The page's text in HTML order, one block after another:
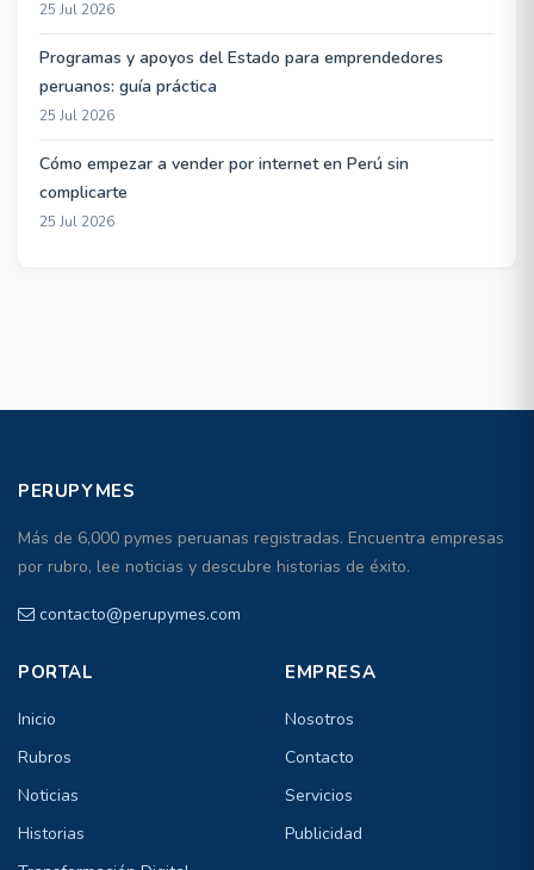
25 Jul 2026
Programas y apoyos del Estado para emprendedores
peruanos: guía práctica
25 Jul 2026
Cómo empezar a vender por internet en Perú sin
complicarte
25 Jul 2026
PERUPYMES
Más de 6,000 pymes peruanas registradas. Encuentra empresas
por rubro, lee noticias y descubre historias de éxito.
contacto@perupymes.com
PORTAL
Inicio
Rubros
Noticias
Historias
EMPRESA
Nosotros
Contacto
Servicios
Publicidad